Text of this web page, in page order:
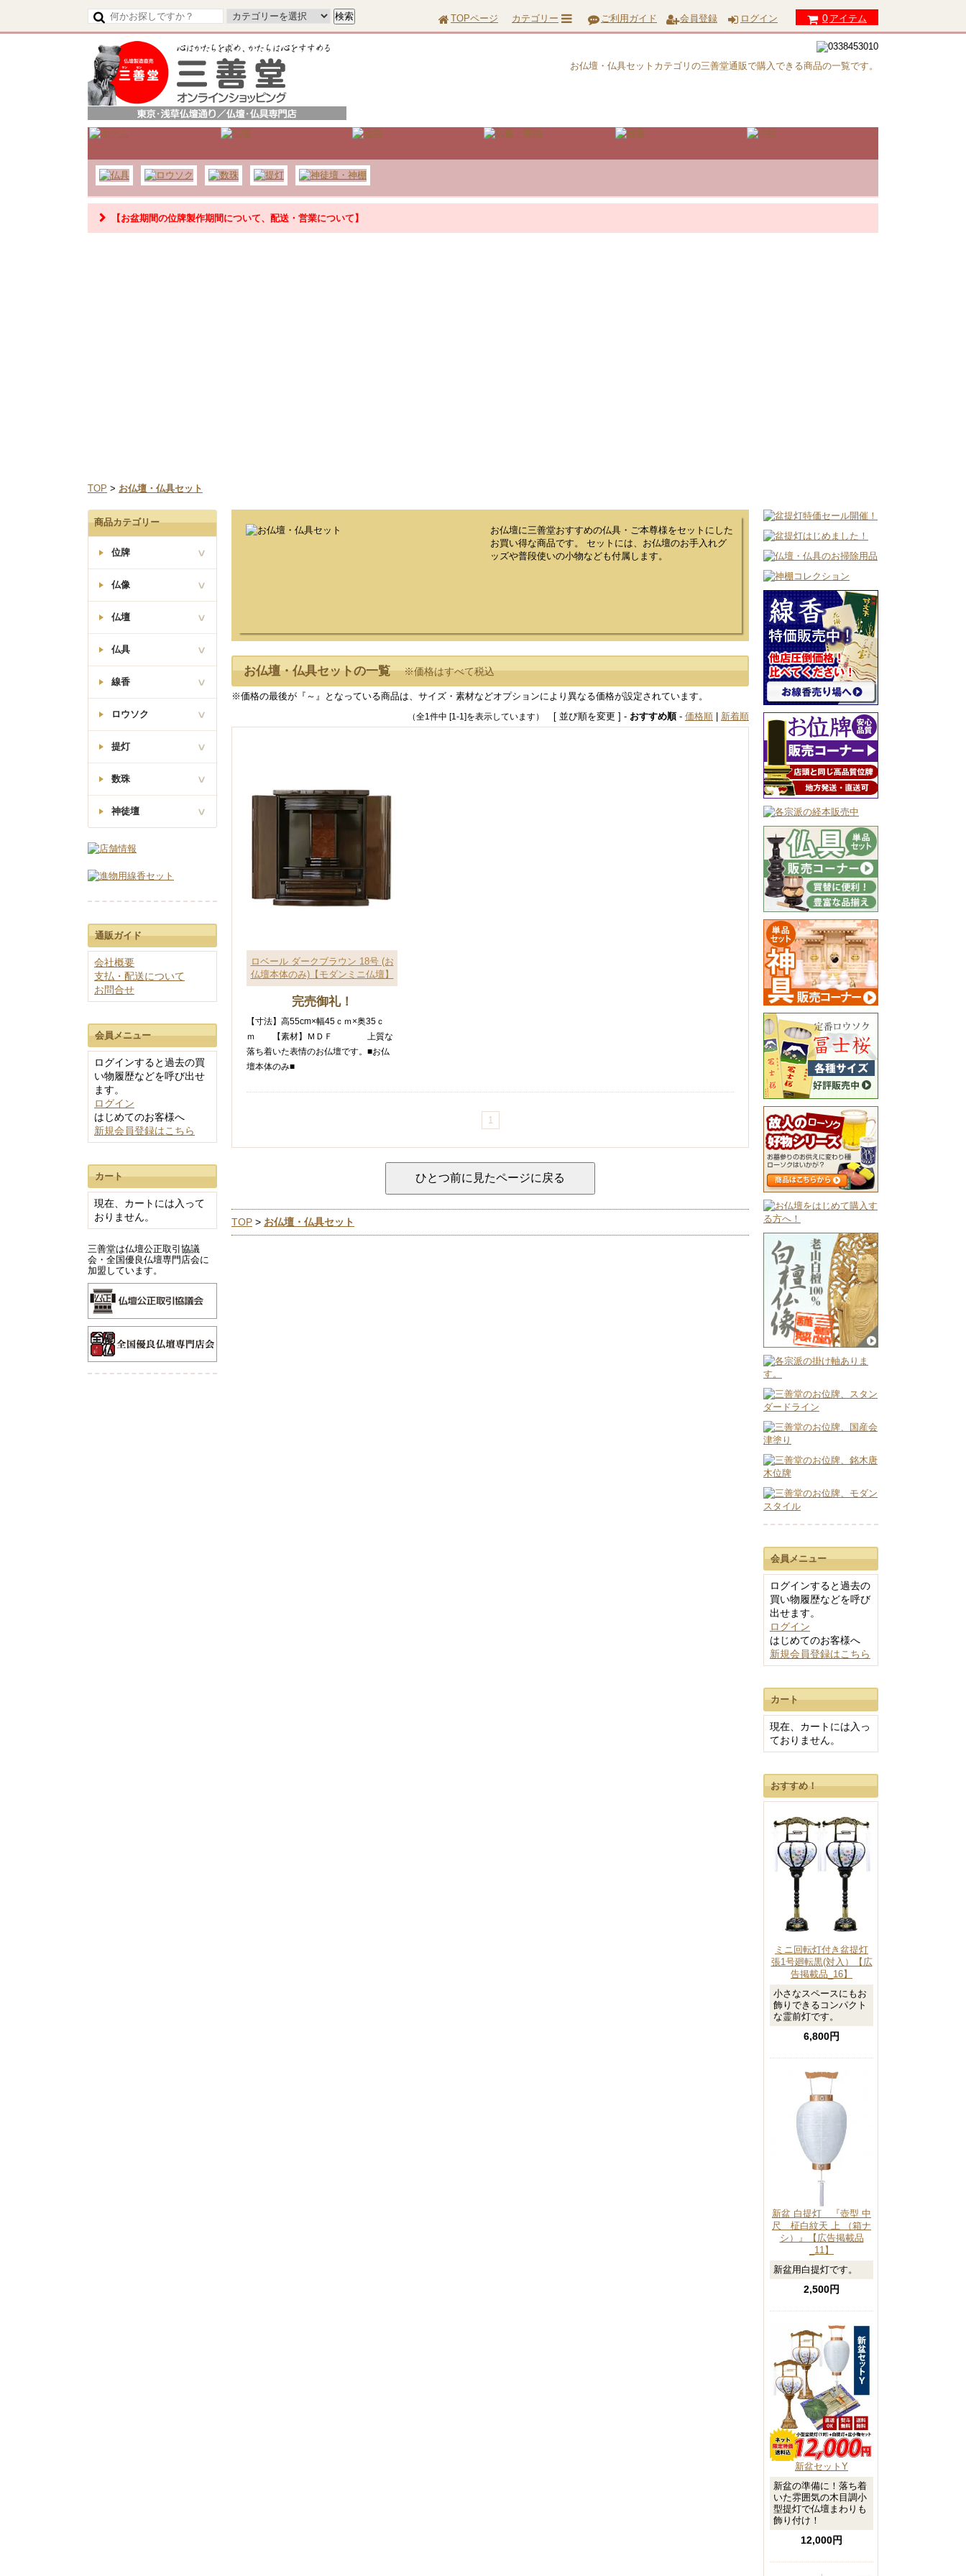
TOPページ カテゴリー ご利用ガイド 会員登録 ログイン 0 アイテム
お仏壇・仏具セットカテゴリの三善堂通販で購入できる商品の一覧です。
【令和8年熊本地震の影響によるお荷物のお届けについて】
【お盆期間の位牌製作期間について、配送・営業について】
TOP > お仏壇・仏具セット
お仏壇に三善堂おすすめの仏具・ご本尊様をセットにした
お買い得な商品です。 セットには、お仏壇のお手入れグ
ッズや普段使いの小物なども付属します。
お仏壇・仏具セットの一覧※価格はすべて税込
※価格の最後が『～』となっている商品は、サイズ・素材などオプションにより異なる価格が設定されています。
（全1件中 [1-1]を表示しています） [ 並び順を変更 ] - おすすめ順- 価格順 新着順
ロベール ダークブラウン 18号 (お
仏壇本体のみ)【モダンミニ仏壇】
完売御礼！
【寸法】高55cm×幅45ｃｍ×奥35ｃ
ｍ 【素材】ＭＤＦ 上質な
落ち着いた表情のお仏壇です。■お仏
壇本体のみ■
1
TOP > お仏壇・仏具セット
会員メニュー
ログインすると過去の
買い物履歴などを呼び
出せます。
ログイン
はじめてのお客様へ
新規会員登録はこちら
カート
現在、カートには入っ
ておりません。
おすすめ！
ミニ回転灯付き盆提灯
張1号廻転黒(対入）【広
告掲載品_16】
小さなスペースにもお
飾りできるコンパクト
な霊前灯です。
6,800円
新盆 白提灯 『壺型 中
尺 柾白紋天 上 （箱ナ
シ）』【広告掲載品
_11】
新盆用白提灯です。
2,500円
新盆セットY
新盆の準備に！落ち着
いた雰囲気の木目調小
型提灯で仏壇まわりも
飾り付け！
12,000円
商品カテゴリー
位牌
会津位牌
勝美型位牌
猫丸型位牌
モダン位牌
三善堂スタンダード
低価格高品質
国産会津塗り
極上の逸品
個性的なデザイン
銘木唐木位牌
上品な木目
仏像
西立弥陀如来像
浄土真宗
座釈迦/座弥陀
天台宗
舟立弥陀如来像
日蓮宗
仏壇
モダンミニ仏壇
90万以上
50～90万円
20～30万円
10～20万円
10万円未満
40cm未満
40～50cm
50～60cm
60cm未満
60～100cm
100～140cm
140cm以上
仏具
火立・花立・香炉
灰ならし・ローソク消
湯呑椀・仏飯器
高月・霊供膳
リン布団・リン台
敷
経机・敷物
従来型仏具セット
線香
オリジナル
梅栄堂
松栄堂
薫寿堂
玉初堂
奥野清明堂
大発
尚林堂
孔官堂
香炉灰
ロウソク
従来ロウソク
故人の好物シリーズ
提灯
廻転行灯
行灯
吊り提灯
霊前灯・創作提灯
住吉
数珠
男性用
神徒壇
神棚
通販ガイド
会社概要
支払・配送について
お問合せ
会員メニュー
ログインすると過去の買
い物履歴などを呼び出せ
ます。
ログイン
はじめてのお客様へ
新規会員登録はこちら
カート
現在、カートには入って
おりません。
三善堂は仏壇公正取引協議
会・全国優良仏壇専門店会に
加盟しています。